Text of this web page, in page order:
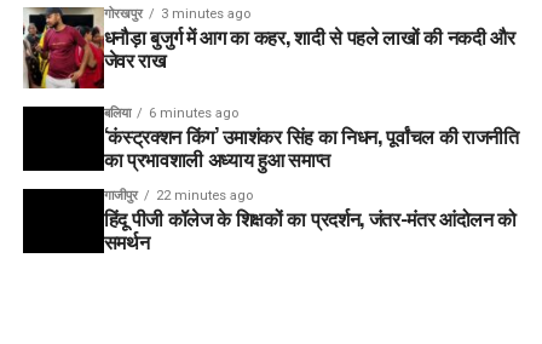
गोरखपुर 3 minutes ago
धनौड़ा बुजुर्ग में आग का कहर, शादी से पहले लाखों की नकदी और
जेवर राख
बलिया 6 minutes ago
‘कंस्ट्रक्शन किंग’ उमाशंकर सिंह का निधन, पूर्वांचल की राजनीति
का प्रभावशाली अध्याय हुआ समाप्त
गाजीपुर 22 minutes ago
हिंदू पीजी कॉलेज के शिक्षकों का प्रदर्शन, जंतर-मंतर आंदोलन को
समर्थन